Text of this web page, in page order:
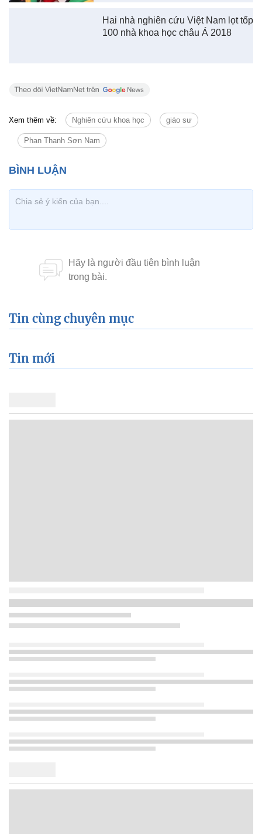
Xem thêm về: Nghiên cứu khoa học
Tin cùng chuyên mục